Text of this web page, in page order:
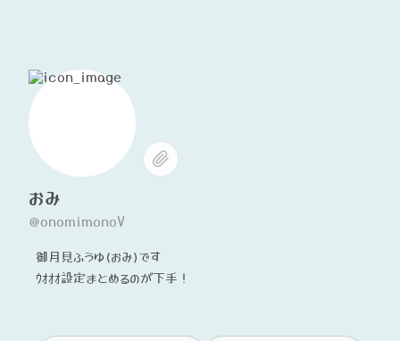
おみ
@onomimonoV
御月見ふうゆ(おみ)です
ｳｵｵｵ設定まとめるのが下手！